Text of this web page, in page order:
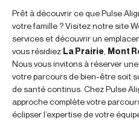
Prêt à découvrir ce que Pulse
votre famille ? Visitez notre site
services et découvrir un
vous résidiez La Prairie Mont
Nous vous invitons à réserver
votre parcours de bien-être soit
de santé continus. Chez Pulse
approche complète votre
éclipser l’expertise de votre